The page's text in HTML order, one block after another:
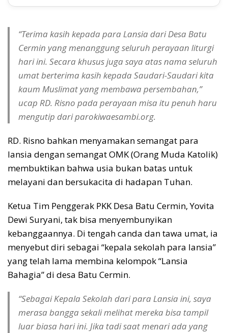
“Terima kasih kepada para Lansia dari Desa Batu
Cermin yang menanggung seluruh perayaan liturgi
hari ini. Secara khusus juga saya atas nama seluruh
umat berterima kasih kepada Saudari-Saudari kita
kaum Muslimat yang membawa persembahan,”
ucap RD. Risno pada perayaan misa itu penuh haru
mengutip dari parokiwaesambi.org.
RD. Risno bahkan menyamakan semangat para
lansia dengan semangat OMK (Orang Muda Katolik)
membuktikan bahwa usia bukan batas untuk
melayani dan bersukacita di hadapan Tuhan.
Ketua Tim Penggerak PKK Desa Batu Cermin, Yovita
Dewi Suryani, tak bisa menyembunyikan
kebanggaannya. Di tengah canda dan tawa umat, ia
menyebut diri sebagai “kepala sekolah para lansia”
yang telah lama membina kelompok “Lansia
Bahagia” di desa Batu Cermin.
“Sebagai Kepala Sekolah dari para Lansia ini, saya
merasa bangga sekali melihat mereka bisa tampil
luar biasa hari ini. Jika tadi saat menari ada yang